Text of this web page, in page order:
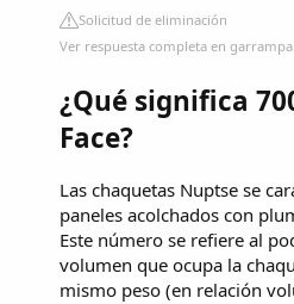
Solicitud de eliminación
Ver respuesta completa en
¿Qué significa
Face?
Las chaquetas Nuptse se
paneles acolchados con
Este número se refiere al
volumen que ocupa la
mismo peso (en relación